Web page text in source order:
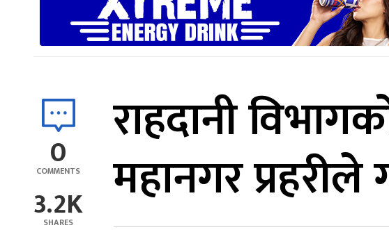
0
COMMENTS
3.2K
SHARES
राहदानी
महानगर